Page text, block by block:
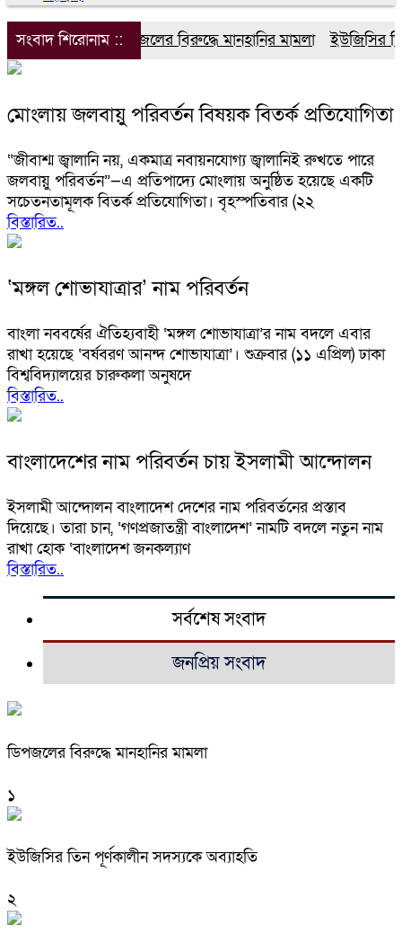
সংবাদ শিরোনাম ::ডিপজলের বিরুদ্ধে মানহানির মামলা ইউজিসির
মোংলায় জলবায়ু পরিবর্তন বিষয়ক বিতর্ক প্রতিযোগিতা
“জীবাশ্ম জ্বালানি নয়, একমাত্র নবায়নযোগ্য জ্বালানিই রুখতে পারে
জলবায়ু পরিবর্তন”—এ প্রতিপাদ্যে মোংলায় অনুষ্ঠিত হয়েছে একটি
সচেতনতামূলক বিতর্ক প্রতিযোগিতা। বৃহস্পতিবার (২২
বিস্তারিত..
‘মঙ্গল শোভাযাত্রার’ নাম পরিবর্তন
বাংলা নববর্ষের ঐতিহ্যবাহী ‘মঙ্গল শোভাযাত্রা’র নাম বদলে এবার
রাখা হয়েছে ‘বর্ষবরণ আনন্দ শোভাযাত্রা’। শুক্রবার (১১ এপ্রিল) ঢাকা
বিশ্ববিদ্যালয়ের চারুকলা অনুষদে
বিস্তারিত..
বাংলাদেশের নাম পরিবর্তন চায় ইসলামী আন্দোলন
ইসলামী আন্দোলন বাংলাদেশ দেশের নাম পরিবর্তনের প্রস্তাব
দিয়েছে। তারা চান, ‘গণপ্রজাতন্ত্রী বাংলাদেশ’ নামটি বদলে নতুন নাম
রাখা হোক ‘বাংলাদেশ জনকল্যাণ
বিস্তারিত..
সর্বশেষ সংবাদ
জনপ্রিয় সংবাদ
ডিপজলের বিরুদ্ধে মানহানির মামলা
১
ইউজিসির তিন পূর্ণকালীন সদস্যকে অব্যাহতি
২